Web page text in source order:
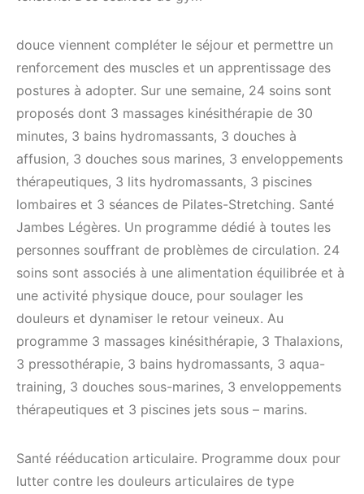
douce viennent compléter le séjour et permettre un
renforcement des muscles et un apprentissage des
postures à adopter. Sur une semaine, 24 soins sont
proposés dont 3 massages kinésithérapie de 30
minutes, 3 bains hydromassants, 3 douches à
affusion, 3 douches sous marines, 3 enveloppements
thérapeutiques, 3 lits hydromassants, 3 piscines
lombaires et 3 séances de Pilates-Stretching. Santé
Jambes Légères. Un programme dédié à toutes les
personnes souffrant de problèmes de circulation. 24
soins sont associés à une alimentation équilibrée et à
une activité physique douce, pour soulager les
douleurs et dynamiser le retour veineux. Au
programme 3 massages kinésithérapie, 3 Thalaxions,
3 pressothérapie, 3 bains hydromassants, 3 aqua-
training, 3 douches sous-marines, 3 enveloppements
thérapeutiques et 3 piscines jets sous – marins.
Santé rééducation articulaire. Programme doux pour
lutter contre les douleurs articulaires de type